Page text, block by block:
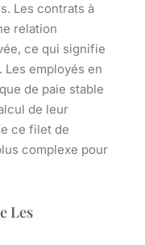
Les contrats à
relation
ce qui signifie
Les employés en
de paie stable
de leur
ce filet de
complexe pour
Les